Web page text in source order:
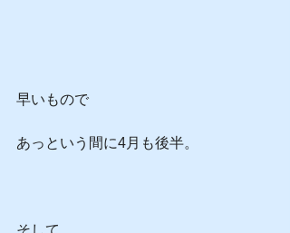
早いもので
あっという間に4月も後半。
そして